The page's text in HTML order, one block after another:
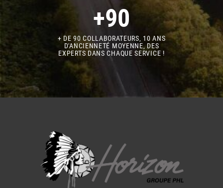
+90
+ DE 90 COLLABORATEURS, 10 ANS
D'ANCIENNETÉ MOYENNE, DES
EXPERTS DANS CHAQUE SERVICE !